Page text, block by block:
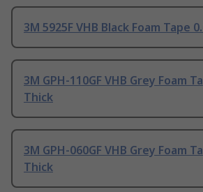
3M 5925F VHB Black Foam Tape
3M GPH-110GF VHB Grey Foam
Thick
3M GPH-060GF VHB Grey Foam
Thick